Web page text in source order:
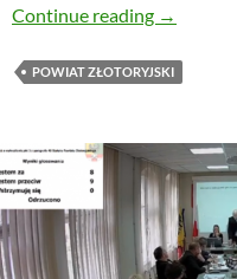
Continue reading Będzie
→
POWIAT ZŁOTORYJSKI